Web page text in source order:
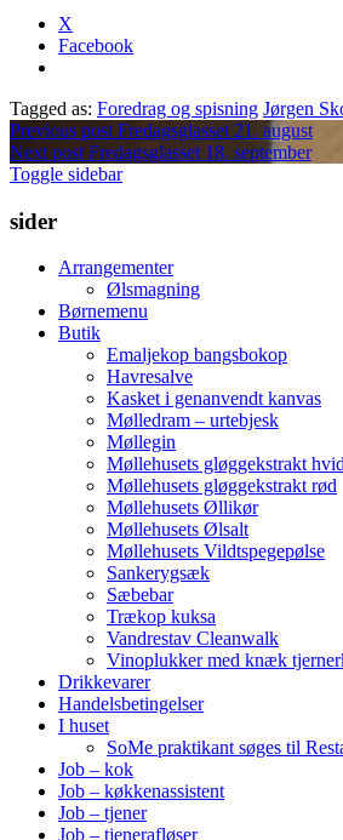
X
Facebook
Tagged as: Foredrag og spisning Jørgen
Indlægsnavigation
Previous post Fredagsglasset 21. august
Next post Fredagsglasset 18. september
Sidebar
Toggle sidebar
sider
Arrangementer
Ølsmagning
Børnemenu
Butik
Emaljekop bangsbokop
Havresalve
Kasket i genanvendt kanvas
Mølledram – urtebjesk
Møllegin
Møllehusets gløggekstrakt hvid
Møllehusets gløggekstrakt rød
Møllehusets Øllikør
Møllehusets Ølsalt
Møllehusets Vildtspegepølse
Sankerygsæk
Sæbebar
Trækop kuksa
Vandrestav Cleanwalk
Vinoplukker med knæk
Drikkevarer
Handelsbetingelser
I huset
SoMe praktikant søges til
Job – kok
Job – køkkenassistent
Job – tjener
Job – tjenerafløser